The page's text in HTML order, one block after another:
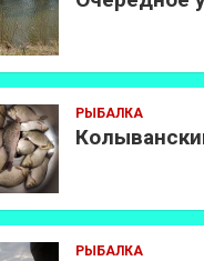
РЫБАЛКА
РЫБАЛКА